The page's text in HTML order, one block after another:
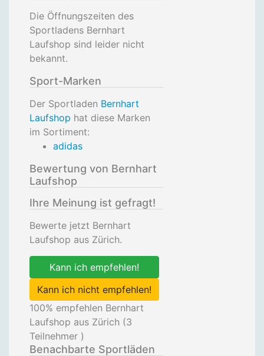
Die Öffnungszeiten des
Sportladens Bernhart
Laufshop sind leider nicht
bekannt.
Sport-Marken
Der Sportladen Bernhart
Laufshop hat diese Marken
im Sortiment:
adidas
Bewertung von Bernhart
Laufshop
Ihre Meinung ist gefragt!
Bewerte jetzt Bernhart
Laufshop aus Zürich.
Kann ich empfehlen!
Kann ich nicht empfehlen!
100% empfehlen Bernhart
Laufshop aus Zürich (3
Teilnehmer )
Benachbarte Sportläden